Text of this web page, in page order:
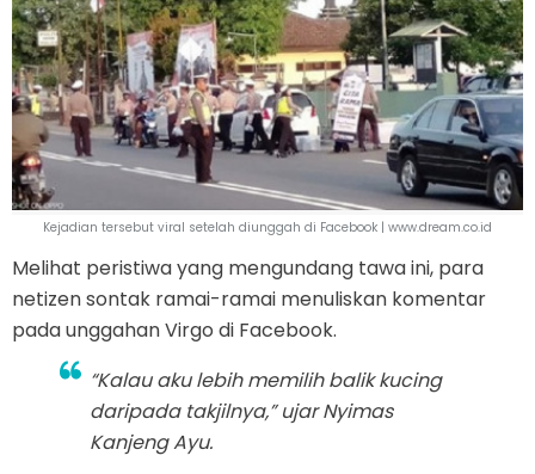
Kejadian tersebut viral setelah diunggah di Facebook | www.dream.co.id
Melihat peristiwa yang mengundang tawa ini, para
netizen sontak ramai-ramai menuliskan komentar
pada unggahan Virgo di Facebook.
“Kalau aku lebih memilih balik kucing
daripada takjilnya,” ujar Nyimas
Kanjeng Ayu.